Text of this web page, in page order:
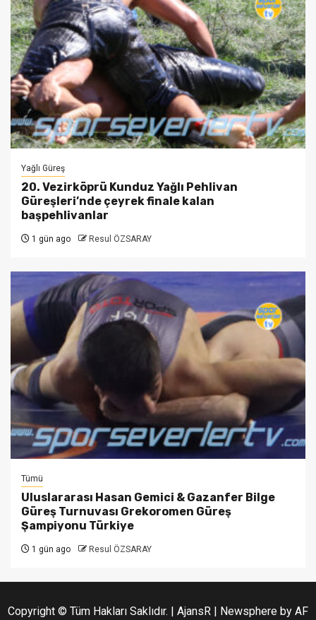
Yağlı Güreş
20. Vezirköprü Kunduz Yağlı Pehlivan
Güreşleri’nde çeyrek finale kalan
başpehlivanlar
1 gün ago Resul ÖZSARAY
Tümü
Uluslararası Hasan Gemici & Gazanfer Bilge
Güreş Turnuvası Grekoromen Güreş
Şampiyonu Türkiye
1 gün ago Resul ÖZSARAY
Copyright © Tüm Hakları Saklıdır. | AjansR | Newsphere by AF